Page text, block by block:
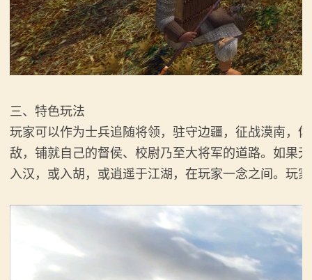
三、特色玩法
玩家可以作为士兵追随将领，驻守边疆，征战漠南，
敌，铺就自己的督侯、校尉乃至大将军的道路。如果
入汉，或入胡，或逍遥于江湖，在玩家一念之间。玩